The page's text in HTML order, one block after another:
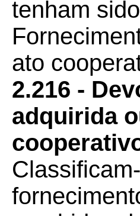
tenham
ato
2.216 -
adquirida